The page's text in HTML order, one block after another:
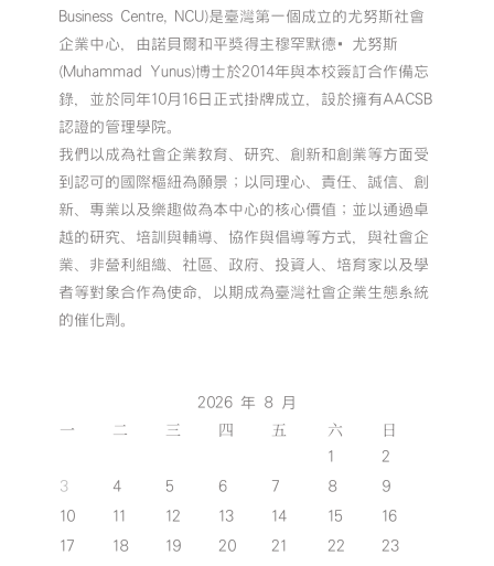
Business Centre, NCU)是臺灣第一個成立的尤努斯社會
企業中心，由諾貝爾和平獎得主穆罕默德•尤努斯
(Muhammad Yunus)博士於2014年與本校簽訂合作備忘
錄，並於同年10月16日正式掛牌成立，設於擁有AACSB
認證的管理學院。
我們以成為社會企業教育、研究、創新和創業等方面受
到認可的國際樞紐為願景；以同理心、責任、誠信、創
新、專業以及樂趣做為本中心的核心價值；並以通過卓
越的研究、培訓與輔導、協作與倡導等方式，與社會企
業、非營利組織、社區、政府、投資人、培育家以及學
者等對象合作為使命，以期成為臺灣社會企業生態系統
的催化劑。
2026 年 8 月
一 二 三 四 五 六 日
1
2
3
4 5 6 7 8
9
10
11 12 13 14 15
16
17
18 19 20 21 22
23